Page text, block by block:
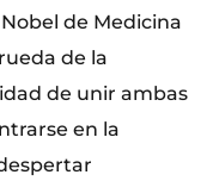
de Medicina
de la
de unir ambas
en la